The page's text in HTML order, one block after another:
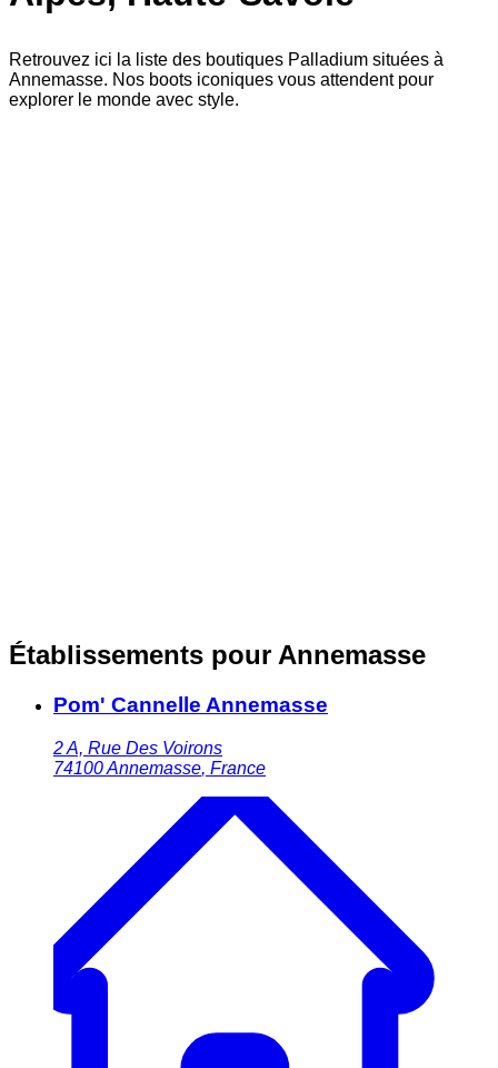
Retrouvez ici la liste des boutiques Palladium situées à
Annemasse. Nos boots iconiques vous attendent pour
explorer le monde avec style.
Établissements pour Annemasse
Pom' Cannelle Annemasse
2 A, Rue Des Voirons
74100Annemasse, France